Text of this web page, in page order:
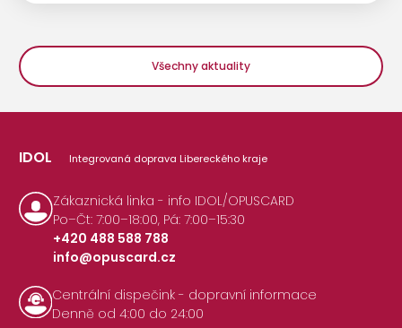
Všechny aktuality
IDOL Integrovaná doprava Libereckého kraje
Zákaznická linka - info IDOL/OPUSCARD
Po–Čt: 7:00–18:00, Pá: 7:00–15:30
+420 488 588 788
|
info@opuscard.cz
Centrální dispečink - dopravní informace
Denně od 4:00 do 24:00